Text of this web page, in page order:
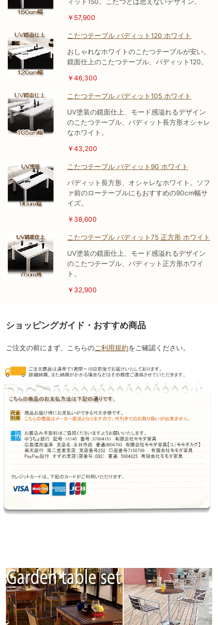
￥57,900
こたつテーブル バディット120 ホワイト
おしゃれなホワイトのこたつテーブルが安い。
鏡面仕上のこたつテーブル、バディット120。
￥46,300
こたつテーブル バディット105 ホワイト
UV塗装の鏡面仕上、モード感溢れるデザイン
のこたつテーブル、バディット長方形オシャレ
なホワイト。
￥43,200
こたつテーブル バディット90 ホワイト
バディット長方形、オシャレなホワイト。ソフ
ァ前のローテーブルにもおすすめの90cm幅サ
イズ。
￥38,600
こたつテーブル バディット75 正方形 ホワイト
UV塗装の鏡面仕上、モード感溢れるデザイン
のこたつテーブル、バディット正方形ホワイ
ト。
￥32,900
ショッピングガイド・おすすめ商品
ご注文の前にまず、こちらのご利用規約をご確認ください。